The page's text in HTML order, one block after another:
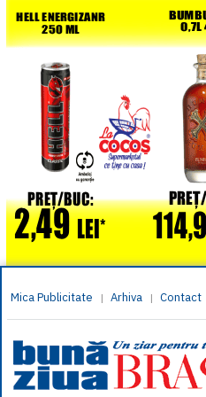
Mica Publicitate | Arhiva | Contact